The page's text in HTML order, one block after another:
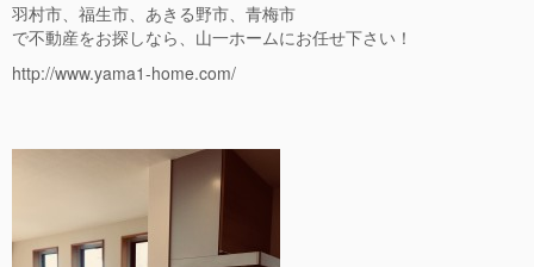
羽村市、福生市、あきる野市、青梅市
で不動産をお探しなら、山一ホームにお任せ下さい！
http://www.yama1-home.com/